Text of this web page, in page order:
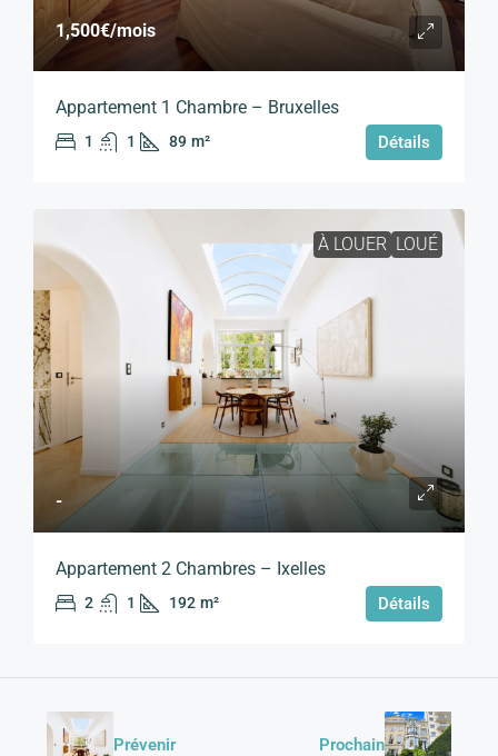
1,500€/mois
Appartement 1 Chambre – Bruxelles
1 1 89 m² Détails
À LOUER LOUÉ
-
Appartement 2 Chambres – Ixelles
2 1 192 m² Détails
Prévenir Prochain